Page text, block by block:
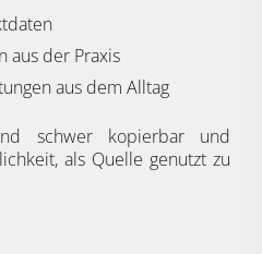
aus der Praxis
aus dem Alltag
schwer kopierbar und
als Quelle genutzt zu